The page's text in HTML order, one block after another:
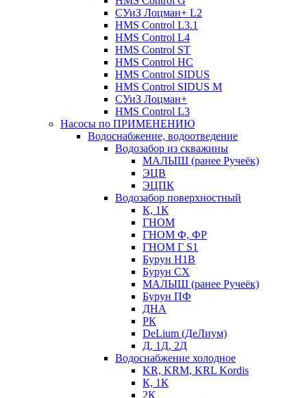
СУиЗ Лоцман+ L2
HMS Control L3.1
HMS Control L4
HMS Control ST
HMS Control HC
HMS Control SIDUS
HMS Control SIDUS M
СУиЗ Лоцман+
HMS Control L3
Насосы по ПРИМЕНЕНИЮ
Водоснабжение, водоотведение
Водозабор из скважины
МАЛЫШ (ранее Ручеёк)
ЭЦВ
ЭЦПК
Водозабор поверхностный
К, 1К
ГНОМ
ГНОМ Ф, ФР
ГНОМ Г S1
Бурун Н1В
Бурун СХ
МАЛЫШ (ранее Ручеёк)
Бурун ПФ
ДНА
РК
DeLium (ДеЛиум)
Д, 1Д, 2Д
Водоснабжение холодное
KR, KRM, KRL Kordis
К, 1К
2К